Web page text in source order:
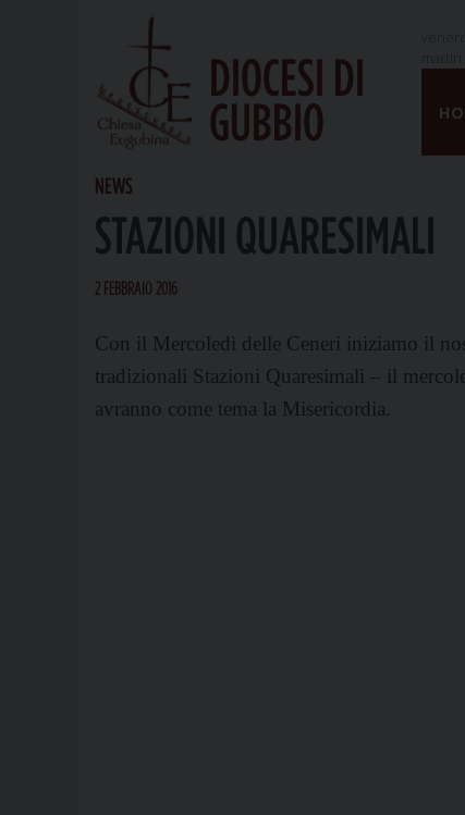
DIOCESI DI
GUBBIO
NEWS
STAZIONI QUARESIMALI
2 FEBBRAIO 2016
Con il Mercoledì delle Ceneri iniziamo il
tradizionali Stazioni Quaresimali – il
avranno come tema la Misericordia.